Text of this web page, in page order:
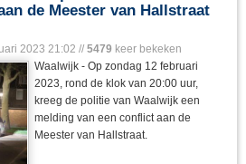
de Meester van Hallstraat
2023 21:02 // 5479 keer bekeken
Waalwijk - Op zondag 12 februari
2023, rond de klok van 20:00 uur,
kreeg de politie van Waalwijk een
melding van een conflict aan de
Meester van Hallstraat.